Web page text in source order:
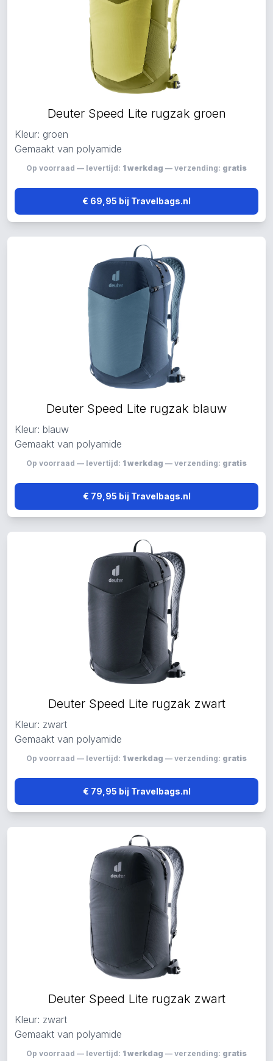
Deuter Speed Lite rugzak groen
Kleur: groen
Gemaakt van polyamide
Op voorraad — levertijd: 1 werkdag — verzending: gratis
€ 69,95 bij Travelbags.nl
Deuter Speed Lite rugzak blauw
Kleur: blauw
Gemaakt van polyamide
Op voorraad — levertijd: 1 werkdag — verzending: gratis
€ 79,95 bij Travelbags.nl
Deuter Speed Lite rugzak zwart
Kleur: zwart
Gemaakt van polyamide
Op voorraad — levertijd: 1 werkdag — verzending: gratis
€ 79,95 bij Travelbags.nl
Deuter Speed Lite rugzak zwart
Kleur: zwart
Gemaakt van polyamide
Op voorraad — levertijd: 1 werkdag — verzending: gratis